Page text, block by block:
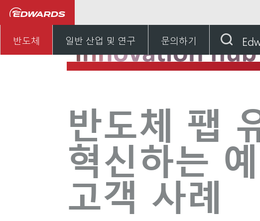
반도체 일반 산업 및 연구 문의하기
반도체 팹
혁신하는
고객 사례